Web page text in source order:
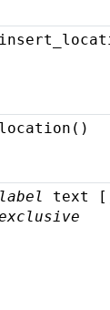
label text [